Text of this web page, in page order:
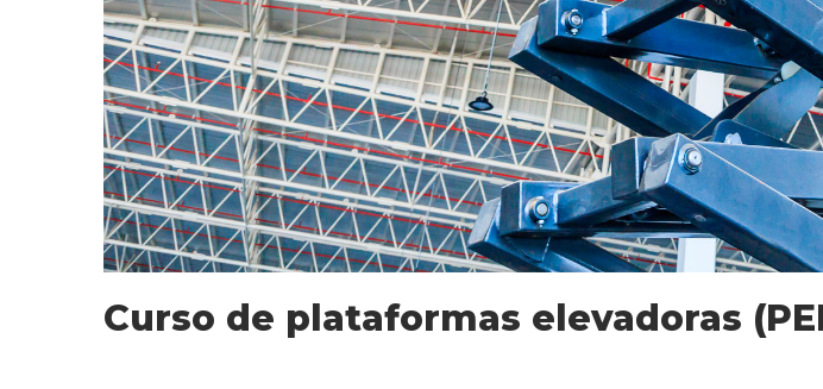
Curso de plataformas elevadoras